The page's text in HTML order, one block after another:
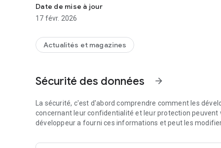
L’application Elucid c'est :
📊 Des milliers de graphiques originaux pour un suivi
📚 Plus d’une centaine de livres synthétisés à l’écrit et
fondamentales, dans un patrimoine impérissable
essentielles pour décrypter l’actualité avec nuance et
du journalisme, son rôle primordiale et oublié : celui de
Date de mise à jour
17 févr. 2026
Actualités et magazines
Sécurité des données arrow_forward
La sécurité, c'est d'abord comprendre comment les
concernant leur confidentialité et leur protection
développeur a fourni ces informations et peut les